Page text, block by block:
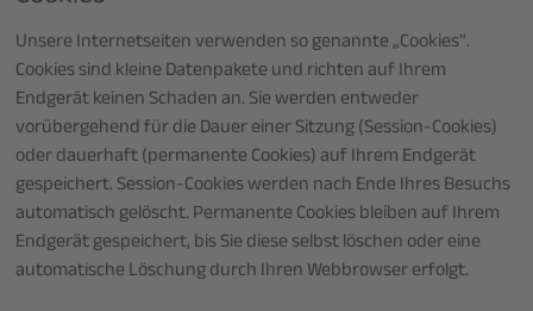
Unsere Internetseiten verwenden so genannte „Cookies“.
Cookies sind kleine Datenpakete und richten auf Ihrem
Endgerät keinen Schaden an. Sie werden entweder
vorübergehend für die Dauer einer Sitzung (Session-Cookies)
oder dauerhaft (permanente Cookies) auf Ihrem Endgerät
gespeichert. Session-Cookies werden nach Ende Ihres Besuchs
automatisch gelöscht. Permanente Cookies bleiben auf Ihrem
Endgerät gespeichert, bis Sie diese selbst löschen oder eine
automatische Löschung durch Ihren Webbrowser erfolgt.